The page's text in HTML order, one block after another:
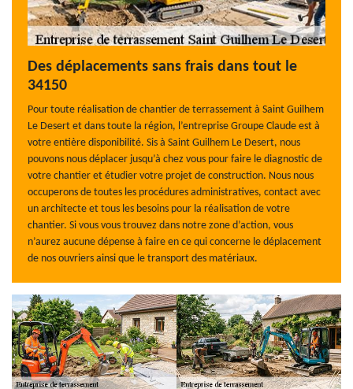
Des déplacements sans frais dans tout le
34150
Pour toute réalisation de chantier de terrassement à Saint Guilhem
Le Desert et dans toute la région, l’entreprise Groupe Claude est à
votre entière disponibilité. Sis à Saint Guilhem Le Desert, nous
pouvons nous déplacer jusqu’à chez vous pour faire le diagnostic de
votre chantier et étudier votre projet de construction. Nous nous
occuperons de toutes les procédures administratives, contact avec
un architecte et tous les besoins pour la réalisation de votre
chantier. Si vous vous trouvez dans notre zone d’action, vous
n’aurez aucune dépense à faire en ce qui concerne le déplacement
de nos ouvriers ainsi que le transport des matériaux.